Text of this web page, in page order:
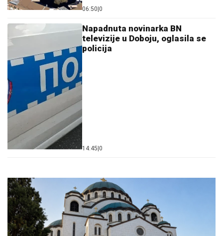
06:50 0
Napadnuta novinarka BN
televizije u Doboju, oglasila se
policija
14:45 0